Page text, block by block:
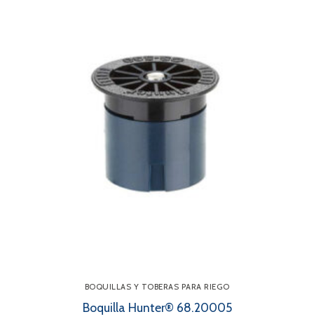
BOQUILLAS Y TOBERAS PARA RIEGO
Boquilla Hunter® 68.20005